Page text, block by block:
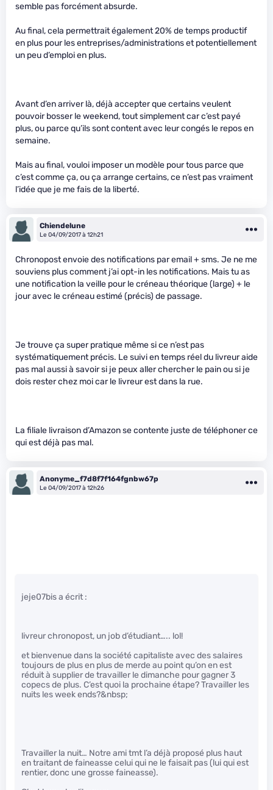
semble pas forcément absurde.
Au final, cela permettrait également 20% de temps productif
en plus pour les entreprises/administrations et potentiellement
un peu d’emploi en plus.
Avant d’en arriver là, déjà accepter que certains veulent
pouvoir bosser le weekend, tout simplement car c’est payé
plus, ou parce qu’ils sont content avec leur congés le repos en
semaine.
Mais au final, vouloi imposer un modèle pour tous parce que
c’est comme ça, ou ça arrange certains, ce n’est pas vraiment
l’idée que je me fais de la liberté.
Chiendelune
Le 04/09/2017 à 12h21
Chronopost envoie des notifications par email + sms. Je ne me
souviens plus comment j’ai opt-in les notifications. Mais tu as
une notification la veille pour le créneau théorique (large) + le
jour avec le créneau estimé (précis) de passage.
Je trouve ça super pratique même si ce n’est pas
systématiquement précis. Le suivi en temps réel du livreur aide
pas mal aussi à savoir si je peux aller chercher le pain ou si je
dois rester chez moi car le livreur est dans la rue.
La filiale livraison d’Amazon se contente juste de téléphoner ce
qui est déjà pas mal.
Anonyme_f7d8f7f164fgnbw67p
Le 04/09/2017 à 12h26
jeje07bis a écrit :
livreur chronopost, un job d’étudiant….. lol!
et bienvenue dans la société capitaliste avec des salaires
toujours de plus en plus de merde au point qu’on en est
réduit à supplier de travailler le dimanche pour gagner 3
copecs de plus. C’est quoi la prochaine étape? Travailler les
nuits les week ends?&nbsp;
Travailler la nuit… Notre ami tmt l’a déjà proposé plus haut
en traitant de faineasse celui qui ne le faisait pas (lui qui est
rentier, donc une grosse faineasse).